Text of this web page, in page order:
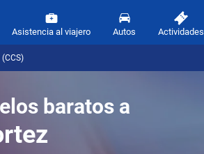
Asistencia al viajero Autos Actividades
baratos a